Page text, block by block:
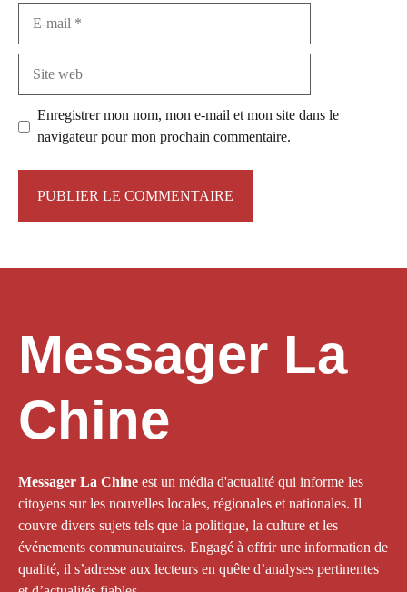
Enregistrer mon nom, mon e-mail et mon site dans le
navigateur pour mon prochain commentaire.
Messager La
Chine
Messager La Chine est un média d'actualité qui informe les
citoyens sur les nouvelles locales, régionales et nationales. Il
couvre divers sujets tels que la politique, la culture et les
événements communautaires. Engagé à offrir une information de
qualité, il s’adresse aux lecteurs en quête d’analyses pertinentes